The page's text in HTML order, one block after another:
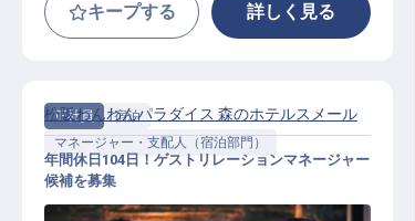
キープする 詳しく見る
正社員
宿泊
マネージャー・支配人（宿泊部門）
松阪わんわんパラダイス 森のホテルスメール
年間休日104日！ゲストリレーションマネージャー
候補を募集